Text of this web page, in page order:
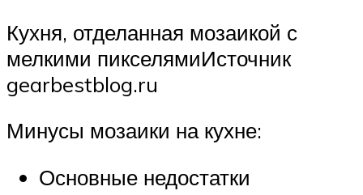
Кухня, отделанная мозаикой с
мелкими пикселямиИсточник
gearbestblog.ru
Минусы мозаики на кухне:
Основные недостатки